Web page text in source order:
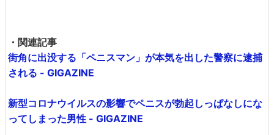
・関連記事
街角に出没する「ペニスマン」が本気を出した警察に逮捕
される - GIGAZINE
新型コロナウイルスの影響でペニスが勃起しっぱなしにな
ってしまった男性 - GIGAZINE